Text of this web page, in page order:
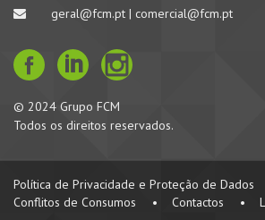
geral@fcm.pt | comercial@fcm.pt
© 2024 Grupo FCM
Todos os direitos reservados.
Política de Privacidade e Proteção de Dados
Conflitos de Consumos
• Contactos •